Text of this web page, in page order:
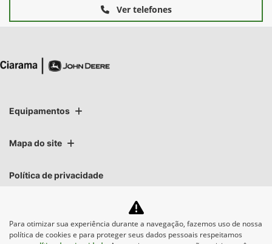
Ver telefones
Equipamentos
Mapa do site
Política de privacidade
Para otimizar sua experiência durante a navegação, fazemos uso de nossa
política de cookies e para proteger seus dados pessoais respeitamos